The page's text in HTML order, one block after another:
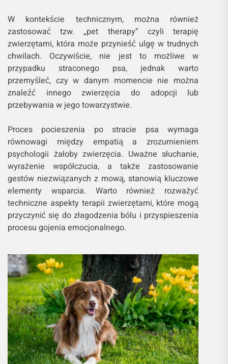
W kontekście technicznym, można również
zastosować tzw. „pet therapy” czyli terapię
zwierzętami, która może przynieść ulgę w trudnych
chwilach. Oczywiście, nie jest to możliwe w
przypadku straconego psa, jednak warto
przemyśleć, czy w danym momencie nie można
znaleźć innego zwierzęcia do adopcji lub
przebywania w jego towarzystwie.
Proces pocieszenia po stracie psa wymaga
równowagi między empatią a zrozumieniem
psychologii żałoby zwierzęcia. Uważne słuchanie,
wyrażenie współczucia, a także zastosowanie
gestów niezwiązanych z mową, stanowią kluczowe
elementy wsparcia. Warto również rozważyć
techniczne aspekty terapii zwierzętami, które mogą
przyczynić się do złagodzenia bólu i przyspieszenia
procesu gojenia emocjonalnego.